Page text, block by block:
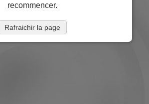
recommencer.
Rafraichir la page